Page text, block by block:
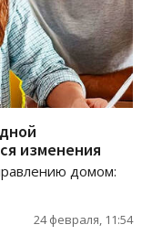
изменения
домом:
24 февраля, 11:54